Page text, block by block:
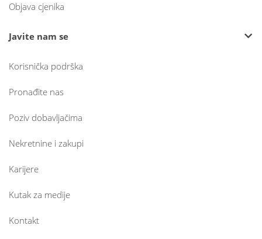
Objava cjenika
Javite nam se
Korisnička podrška
Pronađite nas
Poziv dobavljačima
Nekretnine i zakupi
Karijere
Kutak za medije
Kontakt